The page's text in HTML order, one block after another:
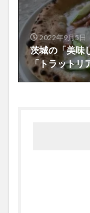
2022年9月5日
茨城の「美味
「トラット